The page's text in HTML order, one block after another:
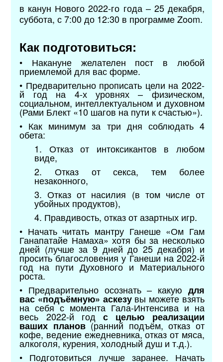
в канун Нового 2022-го года – 25 декабря,
суббота, с 7:00 до 12:30 в программе Zoom.
Как подготовиться:
• Накануне желателен пост в любой
приемлемой для вас форме.
• Предварительно прописать цели на 2022-
й год на 4-х уровнях – физическом,
социальном, интеллектуальном и духовном
(Рами Блект «10 шагов на пути к счастью»).
• Как минимум за три дня соблюдать 4
обета:
1. Отказ от интоксикантов в любом
виде,
2. Отказ от секса, тем более
незаконного,
3. Отказ от насилия (в том числе от
убойных продуктов),
4. Правдивость, отказ от азартных игр.
• Начать читать мантру Ганеше «Ом Гам
Ганапатайе Намаха» хотя бы за несколько
дней (лучше за 9 дней до 25 декабря) и
просить благословения у Ганеши на 2022-й
год на пути Духовного и Материального
роста.
• Предварительно осознать – какую для
вас «подъёмную» аскезувы можете взять
на себя с момента Гала-Интенсива и на
весь 2022-й годс целью реализации
ваших планов(ранний подъём, отказ от
кофе, ведение ежедневника, отказ от мяса,
алкоголя, курения, холодный душ и т.д.).
• Подготовиться лучше заранее. Начать